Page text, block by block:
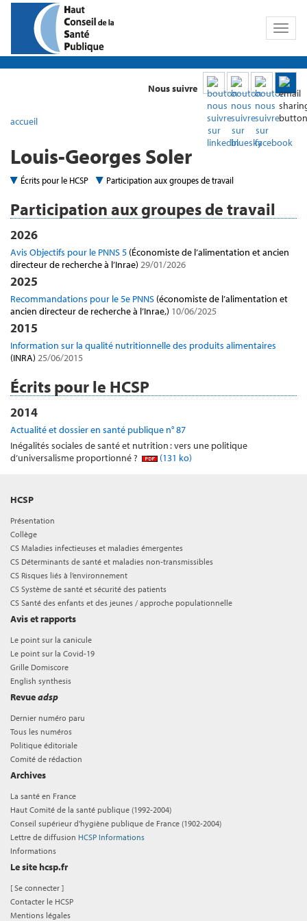
Toggle
Nous suivre
accueil
Louis-Georges Soler
Écrits pour le HCSP Participation aux groupes de travail
Participation aux groupes de travail
2026
Avis Objectifs pour le PNNS 5 (Économiste de l’alimentation et ancien
directeur de recherche à l’Inrae) 29/01/2026
2025
Recommandations pour le 5e PNNS (économiste de l’alimentation et
ancien directeur de recherche à l’Inrae,) 10/06/2025
2015
Information sur la qualité nutritionnelle des produits alimentaires
(INRA) 25/06/2015
Écrits pour le HCSP
2014
Actualité et dossier en santé publique n° 87
Inégalités sociales de santé et nutrition : vers une politique
d’universalisme proportionné ?
(131 ko)
HCSP
Présentation
Collège
CS Maladies infectieuses et maladies émergentes
CS Déterminants de santé et maladies non-transmissibles
CS Risques liés à l’environnement
CS Système de santé et sécurité des patients
CS Santé des enfants et des jeunes / approche populationnelle
Avis et rapports
Le point sur la canicule
Le point sur la Covid-19
Grille Domiscore
English synthesis
Revueadsp
Dernier numéro paru
Tous les numéros
Politique éditoriale
Comité de rédaction
Archives
La santé en France
Haut Comité de la santé publique (1992-2004)
Conseil supérieur d'hygiène publique de France (1902-2004)
Lettre de diffusion HCSP Informations
Informations
Le site hcsp.fr
[Se connecter ]
Contacter le HCSP
Mentions légales